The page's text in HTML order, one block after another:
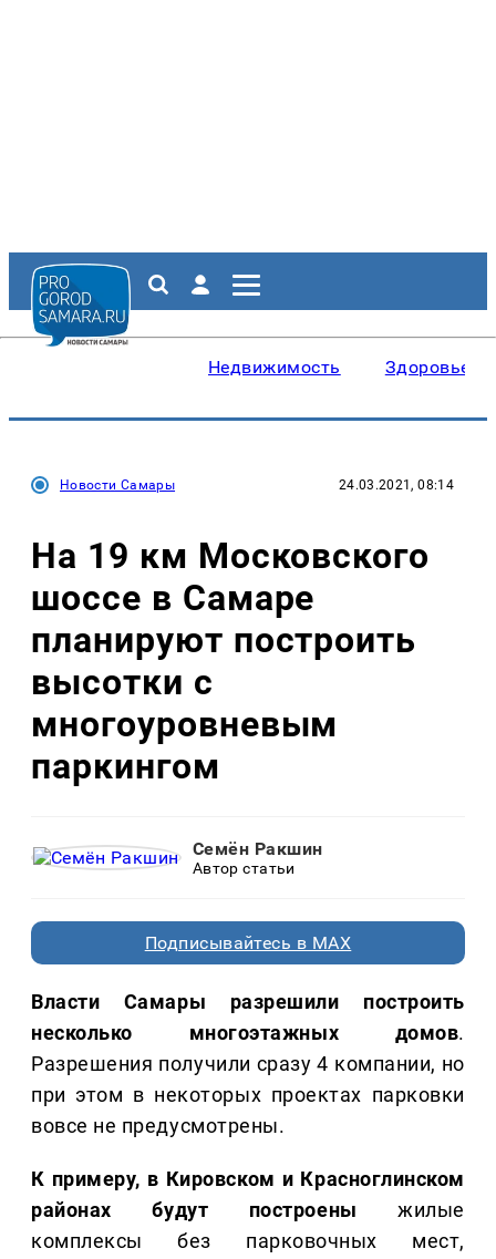
Недвижимость Здоровье
Новости Самары 24.03.2021, 08:14
На 19 км Московского
шоссе в Самаре
планируют построить
высотки с
многоуровневым
паркингом
Семён Ракшин
Автор статьи
Подписывайтесь в MAX
Власти Самары разрешили построить
несколько многоэтажных домов.
Разрешения получили сразу 4 компании, но
при этом в некоторых проектах парковки
вовсе не предусмотрены.
К примеру, в Кировском и Красноглинском
районах будут построены жилые
комплексы без парковочных мест,